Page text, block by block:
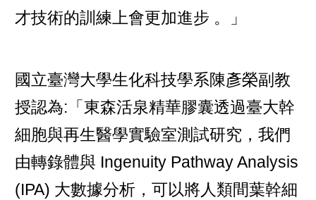
才技術的訓練上會更加進步 。」
國立臺灣大學生化科技學系陳彥榮副教
授認為:「東森活泉精華膠囊透過臺大幹
細胞與再生醫學實驗室測試研究，我們
由轉錄體與 Ingenuity Pathway Analysis
(IPA) 大數據分析，可以將人類間葉幹細